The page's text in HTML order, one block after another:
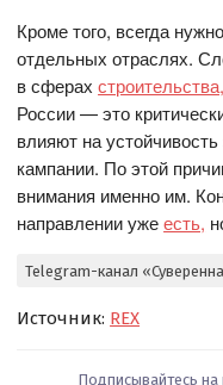
Кроме того, всегда
отдельных отраслях.
в сферахстроительства,
России — это
влияют на
кампании. По этой
внимания именно им.
направлении ужеесть,
Telegram-канал
Источник: REX
Подписывайтесь на